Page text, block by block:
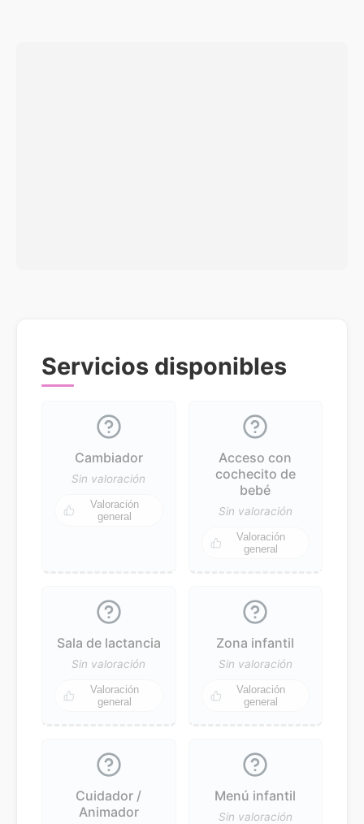
Servicios disponibles
Cambiador
Sin valoración
Valoración
general
Acceso con
cochecito de
bebé
Sin valoración
Valoración
general
Sala de lactancia
Sin valoración
Valoración
general
Zona infantil
Sin valoración
Valoración
general
Cuidador /
Animador
Menú infantil
Sin valoración